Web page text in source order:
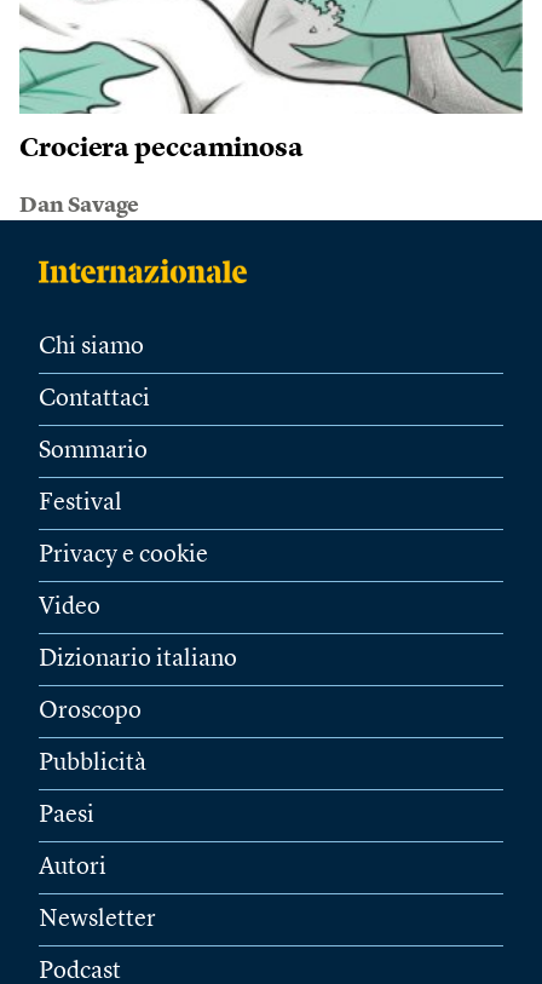
Crociera peccaminosa
Dan Savage
Chi siamo
Contattaci
Sommario
Festival
Privacy e cookie
Video
Dizionario italiano
Oroscopo
Pubblicità
Paesi
Autori
Newsletter
Podcast